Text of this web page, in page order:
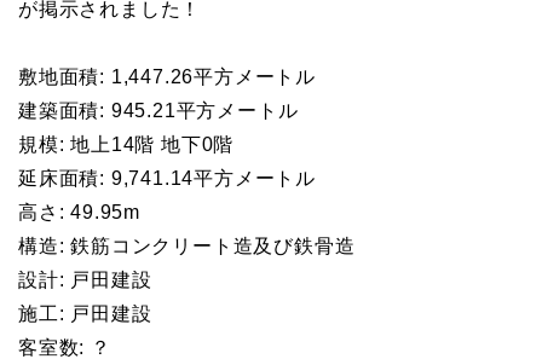
が掲示されました！
敷地面積: 1,447.26平方メートル
建築面積: 945.21平方メートル
規模: 地上14階 地下0階
延床面積: 9,741.14平方メートル
高さ: 49.95m
構造: 鉄筋コンクリート造及び鉄骨造
設計: 戸田建設
施工: 戸田建設
客室数: ？